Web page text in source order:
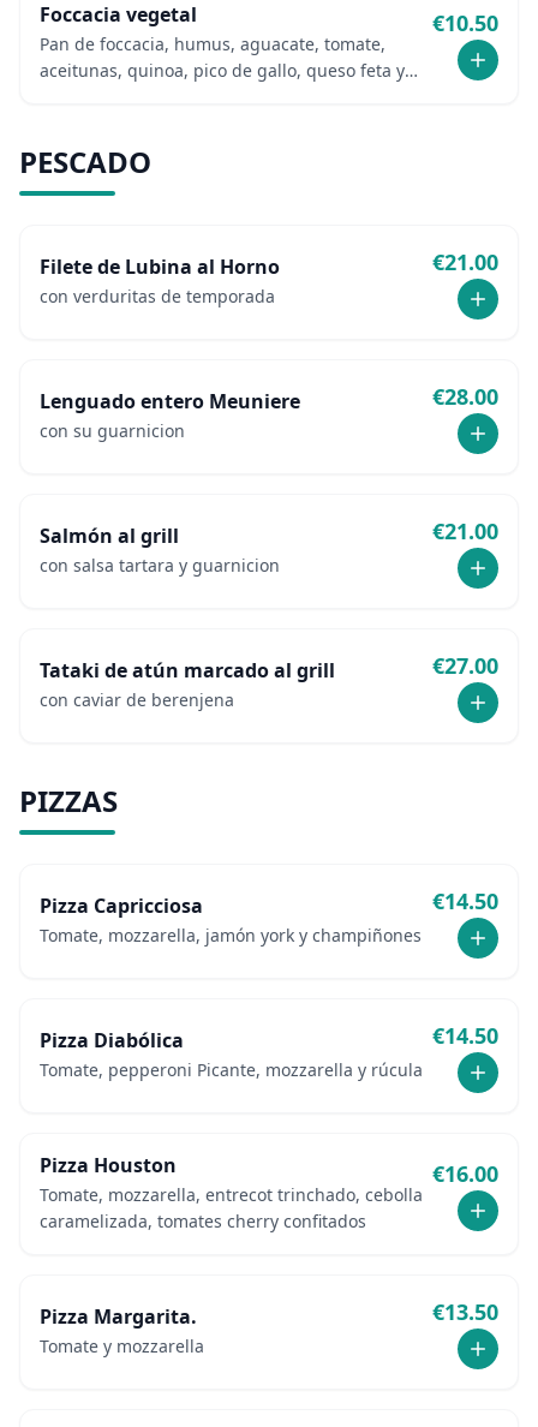
Foccacia vegetal
Pan de foccacia, humus, aguacate, tomate,
aceitunas, quinoa, pico de gallo, queso feta y
€10.50
PESCADO
Filete de Lubina al Horno
con verduritas de temporada
€21.00
Lenguado entero Meuniere
con su guarnicion
€28.00
Salmón al grill
con salsa tartara y guarnicion
€21.00
Tataki de atún marcado al grill
con caviar de berenjena
€27.00
PIZZAS
Pizza Capricciosa
Tomate, mozzarella, jamón york y champiñones
€14.50
Pizza Diabólica
Tomate, pepperoni Picante, mozzarella y rúcula
€14.50
Pizza Houston
Tomate, mozzarella, entrecot trinchado, cebolla
caramelizada, tomates cherry confitados
€16.00
Pizza Margarita.
Tomate y mozzarella
€13.50